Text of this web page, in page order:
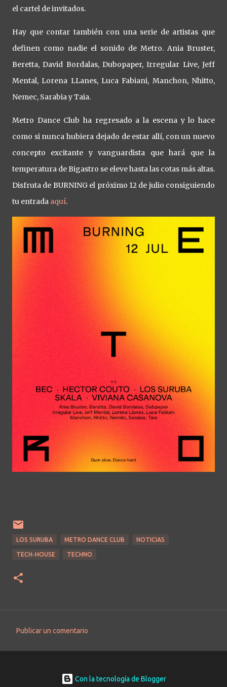
el cartel de invitados.
Hay que contar también con una serie de artistas que
definen como nadie el sonido de Metro. Ania Bruster,
Beretta, David Bordalas, Dubopaper, Irregular Live, Jeff
Mental, Lorena LLanes, Luca Fabiani, Manchon, Nhitto,
Nemec, Sarabia y Taia.
Metro Dance Club ha regresado a la escena y lo hace
como si nunca hubiera dejado de estar allí, con un nuevo
concepto excitante y vanguardista que hará que la
temperatura de Bigastro se eleve hasta las cotas más altas.
Disfruta de BURNING el próximo 12 de julio consiguiendo
tu entrada aquí.
LOS SURUBA METRO DANCE CLUB NOTICIAS
TECH-HOUSE TECHNO
o
Publicar un comentario
Con la tecnología de Blogger